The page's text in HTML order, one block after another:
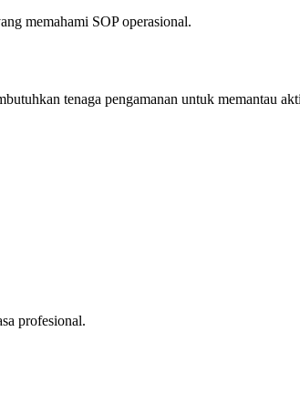
memahami SOP operasional.
tenaga pengamanan untuk memantau
profesional.